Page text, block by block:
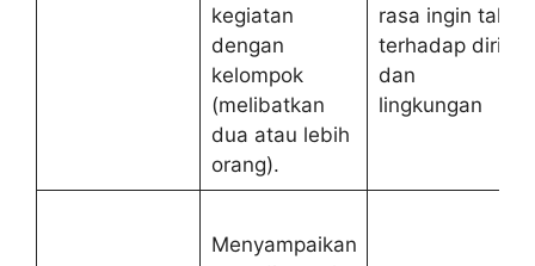
kegiatan
dengan
kelompok
(melibatkan
dua atau lebih
orang).
rasa ingin tahu
terhadap diri
dan
lingkungan
Menyampaikan